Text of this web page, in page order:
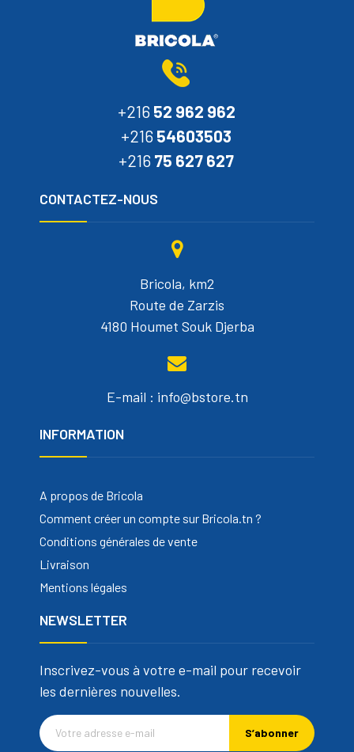
+216 52 962 962
+216 54603503
+216 75 627 627
CONTACTEZ-NOUS
Bricola, km2
Route de Zarzis
4180 Houmet Souk Djerba
E-mail : info@bstore.tn
INFORMATION
A propos de Bricola
Comment créer un compte sur Bricola.tn ?
Conditions générales de vente
Livraison
Mentions légales
NEWSLETTER
Inscrivez-vous à votre e-mail pour recevoir
les dernières nouvelles.
S’abonner